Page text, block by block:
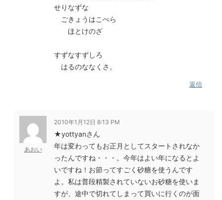
せりなずな
ごきょうはこべら
ほとけのざ
すずなすずしろ
はるのななくさ。
返信
あおい
2010年1月12日 8:13 PM
★yottyanさん
年は変わってもお正月としてスタートされなか
ったんですね・・・。今年はよい年になるとよ
いですね！お節ってすごく砂糖を使うんです
よ。私は普段精製されていないお砂糖を使いま
すが、途中で切れてしまって買いに行くのが面